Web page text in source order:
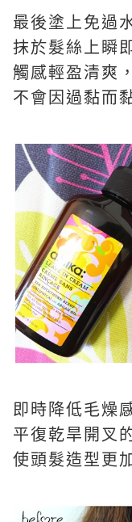
最後塗上免過
抹於髮絲上瞬
觸感輕盈清爽，
不會因過黏而
即時降低毛燥
平復乾旱開叉
使頭髮造型更